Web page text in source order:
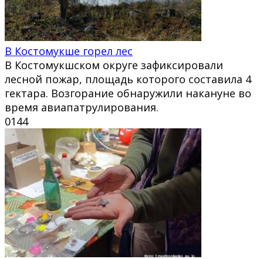
В Костомукше горел лес
В Костомукшском округе зафиксировали
лесной пожар, площадь которого составила 4
гектара. Возгорание обнаружили накануне во
время авиапатрулирования.
0144